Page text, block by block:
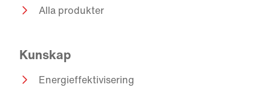
Alla produkter
Kunskap
Energieffektivisering